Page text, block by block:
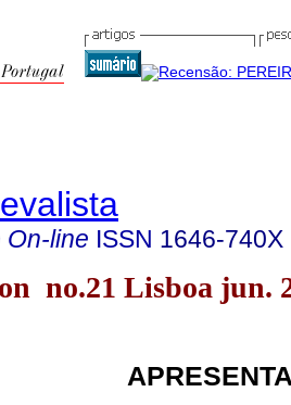
On-line ISSN 1646-740X
no.21 Lisboa jun.